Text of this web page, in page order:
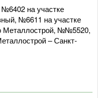
на участке
№6611 на участке
Металлострой, №№5520,
– Санкт-